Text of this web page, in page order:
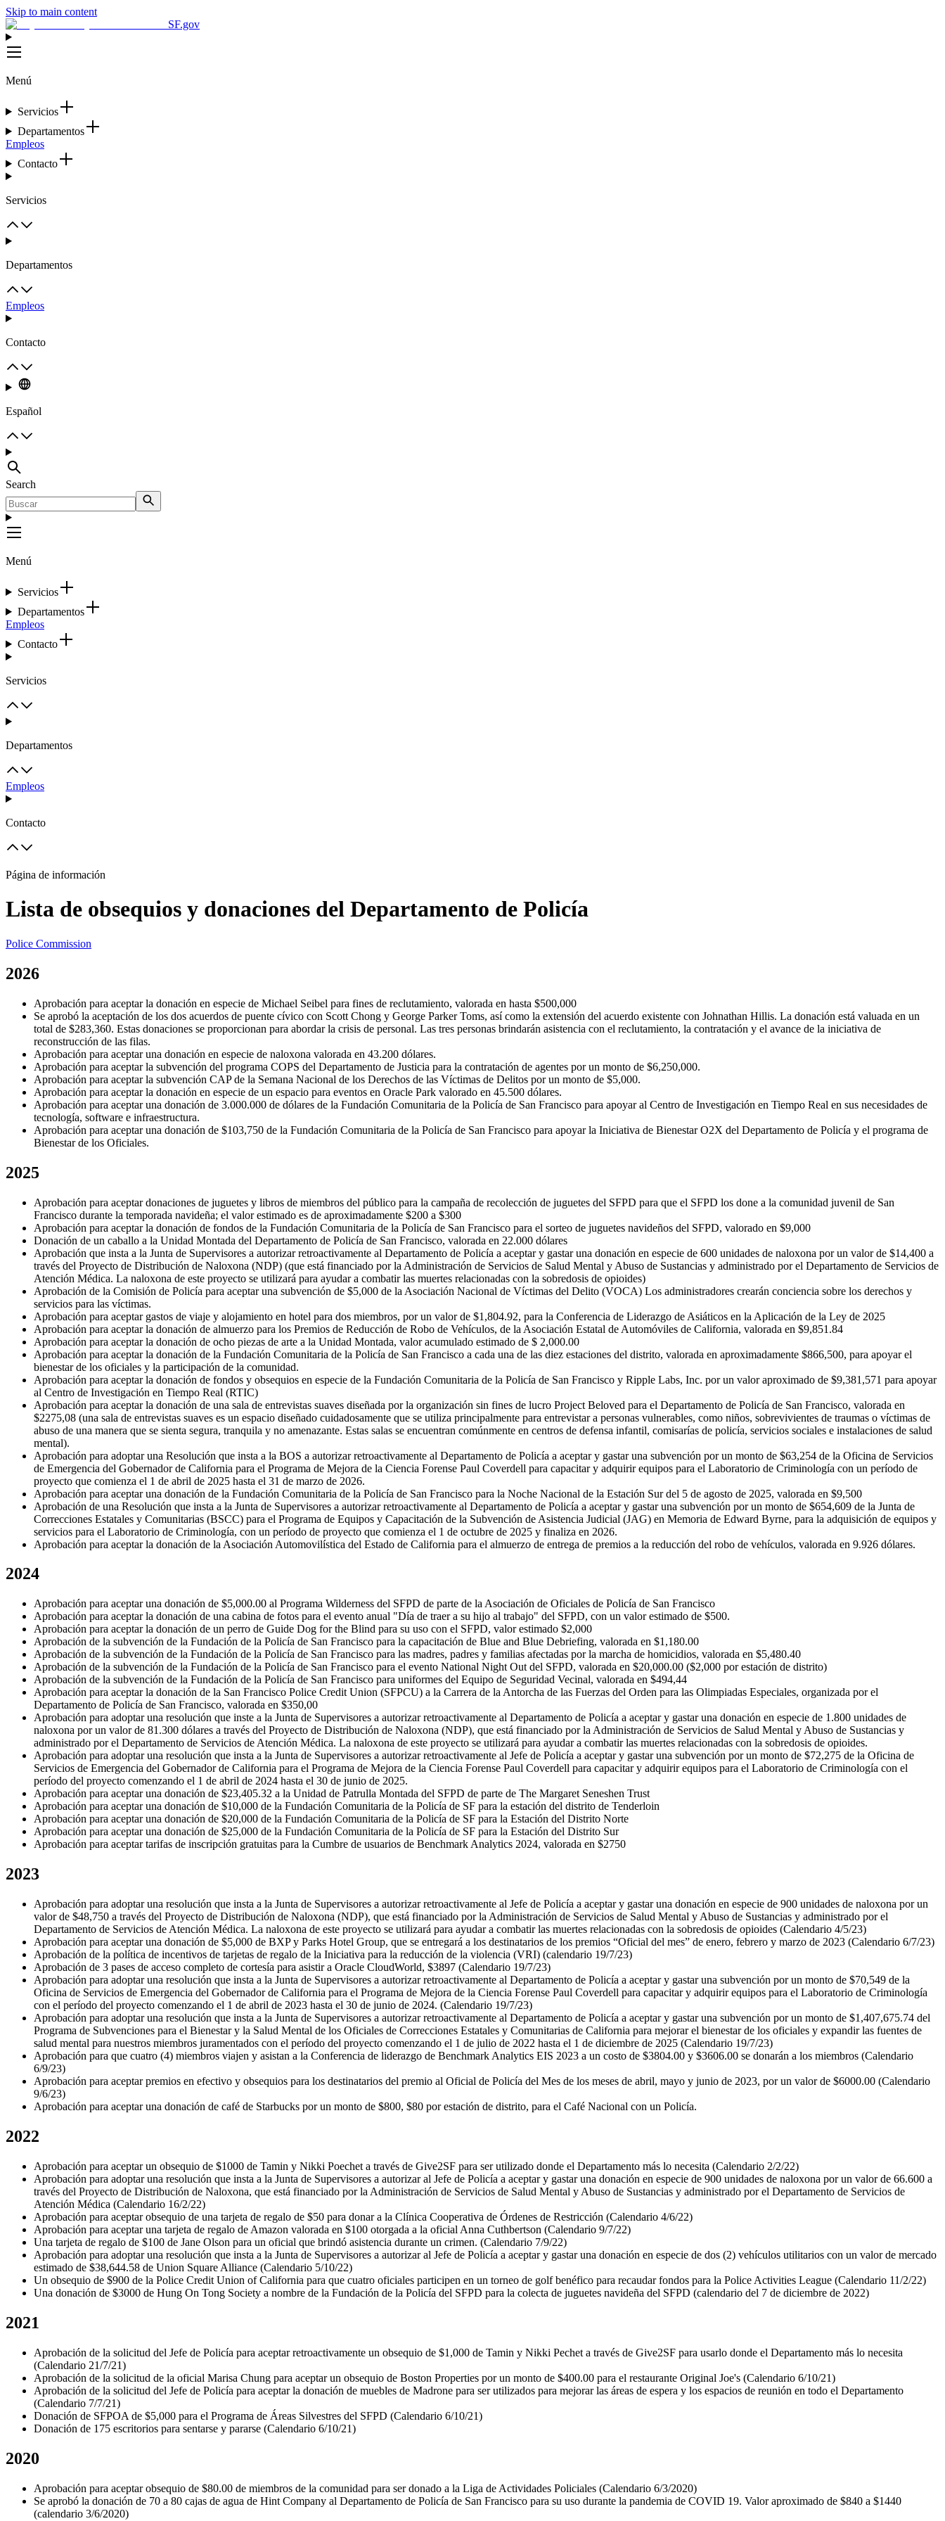
Skip to main content
SF.gov
Menú
Servicios
Departamentos
Empleos
Contacto
Servicios
Departamentos
Empleos
Contacto
Español
Search
Menú
Servicios
Departamentos
Empleos
Contacto
Servicios
Departamentos
Empleos
Contacto
Página de información
Lista de obsequios y donaciones del Departamento de Policía
Police Commission
2026
Aprobación para aceptar la donación en especie de Michael Seibel para fines de reclutamiento, valorada en hasta $500,000
Se aprobó la aceptación de los dos acuerdos de puente cívico con Scott Chong y George Parker Toms, así como la extensión del acuerdo existente con Johnathan Hillis. La donación está valuada en un
total de $283,360. Estas donaciones se proporcionan para abordar la crisis de personal. Las tres personas brindarán asistencia con el reclutamiento, la contratación y el avance de la iniciativa de
reconstrucción de las filas.
Aprobación para aceptar una donación en especie de naloxona valorada en 43.200 dólares.
Aprobación para aceptar la subvención del programa COPS del Departamento de Justicia para la contratación de agentes por un monto de $6,250,000.
Aprobación para aceptar la subvención CAP de la Semana Nacional de los Derechos de las Víctimas de Delitos por un monto de $5,000.
Aprobación para aceptar la donación en especie de un espacio para eventos en Oracle Park valorado en 45.500 dólares.
Aprobación para aceptar una donación de 3.000.000 de dólares de la Fundación Comunitaria de la Policía de San Francisco para apoyar al Centro de Investigación en Tiempo Real en sus necesidades de
tecnología, software e infraestructura.
Aprobación para aceptar una donación de $103,750 de la Fundación Comunitaria de la Policía de San Francisco para apoyar la Iniciativa de Bienestar O2X del Departamento de Policía y el programa de
Bienestar de los Oficiales.
2025
Aprobación para aceptar donaciones de juguetes y libros de miembros del público para la campaña de recolección de juguetes del SFPD para que el SFPD los done a la comunidad juvenil de San
Francisco durante la temporada navideña; el valor estimado es de aproximadamente $200 a $300
Aprobación para aceptar la donación de fondos de la Fundación Comunitaria de la Policía de San Francisco para el sorteo de juguetes navideños del SFPD, valorado en $9,000
Donación de un caballo a la Unidad Montada del Departamento de Policía de San Francisco, valorada en 22.000 dólares
Aprobación que insta a la Junta de Supervisores a autorizar retroactivamente al Departamento de Policía a aceptar y gastar una donación en especie de 600 unidades de naloxona por un valor de $14,400 a
través del Proyecto de Distribución de Naloxona (NDP) (que está financiado por la Administración de Servicios de Salud Mental y Abuso de Sustancias y administrado por el Departamento de Servicios de
Atención Médica. La naloxona de este proyecto se utilizará para ayudar a combatir las muertes relacionadas con la sobredosis de opioides)
Aprobación de la Comisión de Policía para aceptar una subvención de $5,000 de la Asociación Nacional de Víctimas del Delito (VOCA) Los administradores crearán conciencia sobre los derechos y
servicios para las víctimas.
Aprobación para aceptar gastos de viaje y alojamiento en hotel para dos miembros, por un valor de $1,804.92, para la Conferencia de Liderazgo de Asiáticos en la Aplicación de la Ley de 2025
Aprobación para aceptar la donación de almuerzo para los Premios de Reducción de Robo de Vehículos, de la Asociación Estatal de Automóviles de California, valorada en $9,851.84
Aprobación para aceptar la donación de ocho piezas de arte a la Unidad Montada, valor acumulado estimado de $ 2,000.00
Aprobación para aceptar la donación de la Fundación Comunitaria de la Policía de San Francisco a cada una de las diez estaciones del distrito, valorada en aproximadamente $866,500, para apoyar el
bienestar de los oficiales y la participación de la comunidad.
Aprobación para aceptar la donación de fondos y obsequios en especie de la Fundación Comunitaria de la Policía de San Francisco y Ripple Labs, Inc. por un valor aproximado de $9,381,571 para apoyar
al Centro de Investigación en Tiempo Real (RTIC)
Aprobación para aceptar la donación de una sala de entrevistas suaves diseñada por la organización sin fines de lucro Project Beloved para el Departamento de Policía de San Francisco, valorada en
$2275,08 (una sala de entrevistas suaves es un espacio diseñado cuidadosamente que se utiliza principalmente para entrevistar a personas vulnerables, como niños, sobrevivientes de traumas o víctimas de
abuso de una manera que se sienta segura, tranquila y no amenazante. Estas salas se encuentran comúnmente en centros de defensa infantil, comisarías de policía, servicios sociales e instalaciones de salud
mental).
Aprobación para adoptar una Resolución que insta a la BOS a autorizar retroactivamente al Departamento de Policía a aceptar y gastar una subvención por un monto de $63,254 de la Oficina de Servicios
de Emergencia del Gobernador de California para el Programa de Mejora de la Ciencia Forense Paul Coverdell para capacitar y adquirir equipos para el Laboratorio de Criminología con un período de
proyecto que comienza el 1 de abril de 2025 hasta el 31 de marzo de 2026.
Aprobación para aceptar una donación de la Fundación Comunitaria de la Policía de San Francisco para la Noche Nacional de la Estación Sur del 5 de agosto de 2025, valorada en $9,500
Aprobación de una Resolución que insta a la Junta de Supervisores a autorizar retroactivamente al Departamento de Policía a aceptar y gastar una subvención por un monto de $654,609 de la Junta de
Correcciones Estatales y Comunitarias (BSCC) para el Programa de Equipos y Capacitación de la Subvención de Asistencia Judicial (JAG) en Memoria de Edward Byrne, para la adquisición de equipos y
servicios para el Laboratorio de Criminología, con un período de proyecto que comienza el 1 de octubre de 2025 y finaliza en 2026.
Aprobación para aceptar la donación de la Asociación Automovilística del Estado de California para el almuerzo de entrega de premios a la reducción del robo de vehículos, valorada en 9.926 dólares.
2024
Aprobación para aceptar una donación de $5,000.00 al Programa Wilderness del SFPD de parte de la Asociación de Oficiales de Policía de San Francisco
Aprobación para aceptar la donación de una cabina de fotos para el evento anual "Día de traer a su hijo al trabajo" del SFPD, con un valor estimado de $500.
Aprobación para aceptar la donación de un perro de Guide Dog for the Blind para su uso con el SFPD, valor estimado $2,000
Aprobación de la subvención de la Fundación de la Policía de San Francisco para la capacitación de Blue and Blue Debriefing, valorada en $1,180.00
Aprobación de la subvención de la Fundación de la Policía de San Francisco para las madres, padres y familias afectadas por la marcha de homicidios, valorada en $5,480.40
Aprobación de la subvención de la Fundación de la Policía de San Francisco para el evento National Night Out del SFPD, valorada en $20,000.00 ($2,000 por estación de distrito)
Aprobación de la subvención de la Fundación de la Policía de San Francisco para uniformes del Equipo de Seguridad Vecinal, valorada en $494,44
Aprobación para aceptar la donación de la San Francisco Police Credit Union (SFPCU) a la Carrera de la Antorcha de las Fuerzas del Orden para las Olimpiadas Especiales, organizada por el
Departamento de Policía de San Francisco, valorada en $350,00
Aprobación para adoptar una resolución que inste a la Junta de Supervisores a autorizar retroactivamente al Departamento de Policía a aceptar y gastar una donación en especie de 1.800 unidades de
naloxona por un valor de 81.300 dólares a través del Proyecto de Distribución de Naloxona (NDP), que está financiado por la Administración de Servicios de Salud Mental y Abuso de Sustancias y
administrado por el Departamento de Servicios de Atención Médica. La naloxona de este proyecto se utilizará para ayudar a combatir las muertes relacionadas con la sobredosis de opioides.
Aprobación para adoptar una resolución que insta a la Junta de Supervisores a autorizar retroactivamente al Jefe de Policía a aceptar y gastar una subvención por un monto de $72,275 de la Oficina de
Servicios de Emergencia del Gobernador de California para el Programa de Mejora de la Ciencia Forense Paul Coverdell para capacitar y adquirir equipos para el Laboratorio de Criminología con el
período del proyecto comenzando el 1 de abril de 2024 hasta el 30 de junio de 2025.
Aprobación para aceptar una donación de $23,405.32 a la Unidad de Patrulla Montada del SFPD de parte de The Margaret Seneshen Trust
Aprobación para aceptar una donación de $10,000 de la Fundación Comunitaria de la Policía de SF para la estación del distrito de Tenderloin
Aprobación para aceptar una donación de $20,000 de la Fundación Comunitaria de la Policía de SF para la Estación del Distrito Norte
Aprobación para aceptar una donación de $25,000 de la Fundación Comunitaria de la Policía de SF para la Estación del Distrito Sur
Aprobación para aceptar tarifas de inscripción gratuitas para la Cumbre de usuarios de Benchmark Analytics 2024, valorada en $2750
2023
Aprobación para adoptar una resolución que insta a la Junta de Supervisores a autorizar retroactivamente al Jefe de Policía a aceptar y gastar una donación en especie de 900 unidades de naloxona por un
valor de $48,750 a través del Proyecto de Distribución de Naloxona (NDP), que está financiado por la Administración de Servicios de Salud Mental y Abuso de Sustancias y administrado por el
Departamento de Servicios de Atención Médica. La naloxona de este proyecto se utilizará para ayudar a combatir las muertes relacionadas con la sobredosis de opioides (Calendario 4/5/23)
Aprobación para aceptar una donación de $5,000 de BXP y Parks Hotel Group, que se entregará a los destinatarios de los premios “Oficial del mes” de enero, febrero y marzo de 2023 (Calendario 6/7/23)
Aprobación de la política de incentivos de tarjetas de regalo de la Iniciativa para la reducción de la violencia (VRI) (calendario 19/7/23)
Aprobación de 3 pases de acceso completo de cortesía para asistir a Oracle CloudWorld, $3897 (Calendario 19/7/23)
Aprobación para adoptar una resolución que insta a la Junta de Supervisores a autorizar retroactivamente al Departamento de Policía a aceptar y gastar una subvención por un monto de $70,549 de la
Oficina de Servicios de Emergencia del Gobernador de California para el Programa de Mejora de la Ciencia Forense Paul Coverdell para capacitar y adquirir equipos para el Laboratorio de Criminología
con el período del proyecto comenzando el 1 de abril de 2023 hasta el 30 de junio de 2024. (Calendario 19/7/23)
Aprobación para adoptar una resolución que insta a la Junta de Supervisores a autorizar retroactivamente al Departamento de Policía a aceptar y gastar una subvención por un monto de $1,407,675.74 del
Programa de Subvenciones para el Bienestar y la Salud Mental de los Oficiales de Correcciones Estatales y Comunitarias de California para mejorar el bienestar de los oficiales y expandir las fuentes de
salud mental para nuestros miembros juramentados con el período del proyecto comenzando el 1 de julio de 2022 hasta el 1 de diciembre de 2025 (Calendario 19/7/23)
Aprobación para que cuatro (4) miembros viajen y asistan a la Conferencia de liderazgo de Benchmark Analytics EIS 2023 a un costo de $3804.00 y $3606.00 se donarán a los miembros (Calendario
6/9/23)
Aprobación para aceptar premios en efectivo y obsequios para los destinatarios del premio al Oficial de Policía del Mes de los meses de abril, mayo y junio de 2023, por un valor de $6000.00 (Calendario
9/6/23)
Aprobación para aceptar una donación de café de Starbucks por un monto de $800, $80 por estación de distrito, para el Café Nacional con un Policía.
2022
Aprobación para aceptar un obsequio de $1000 de Tamin y Nikki Poechet a través de Give2SF para ser utilizado donde el Departamento más lo necesita (Calendario 2/2/22)
Aprobación para adoptar una resolución que insta a la Junta de Supervisores a autorizar al Jefe de Policía a aceptar y gastar una donación en especie de 900 unidades de naloxona por un valor de 66.600 a
través del Proyecto de Distribución de Naloxona, que está financiado por la Administración de Servicios de Salud Mental y Abuso de Sustancias y administrado por el Departamento de Servicios de
Atención Médica (Calendario 16/2/22)
Aprobación para aceptar obsequio de una tarjeta de regalo de $50 para donar a la Clínica Cooperativa de Órdenes de Restricción (Calendario 4/6/22)
Aprobación para aceptar una tarjeta de regalo de Amazon valorada en $100 otorgada a la oficial Anna Cuthbertson (Calendario 9/7/22)
Una tarjeta de regalo de $100 de Jane Olson para un oficial que brindó asistencia durante un crimen. (Calendario 7/9/22)
Aprobación para adoptar una resolución que insta a la Junta de Supervisores a autorizar al Jefe de Policía a aceptar y gastar una donación en especie de dos (2) vehículos utilitarios con un valor de mercado
estimado de $38,644.58 de Union Square Alliance (Calendario 5/10/22)
Un obsequio de $900 de la Police Credit Union of California para que cuatro oficiales participen en un torneo de golf benéfico para recaudar fondos para la Police Activities League (Calendario 11/2/22)
Una donación de $3000 de Hung On Tong Society a nombre de la Fundación de la Policía del SFPD para la colecta de juguetes navideña del SFPD (calendario del 7 de diciembre de 2022)
2021
Aprobación de la solicitud del Jefe de Policía para aceptar retroactivamente un obsequio de $1,000 de Tamin y Nikki Pechet a través de Give2SF para usarlo donde el Departamento más lo necesita
(Calendario 21/7/21)
Aprobación de la solicitud de la oficial Marisa Chung para aceptar un obsequio de Boston Properties por un monto de $400.00 para el restaurante Original Joe's (Calendario 6/10/21)
Aprobación de la solicitud del Jefe de Policía para aceptar la donación de muebles de Madrone para ser utilizados para mejorar las áreas de espera y los espacios de reunión en todo el Departamento
(Calendario 7/7/21)
Donación de SFPOA de $5,000 para el Programa de Áreas Silvestres del SFPD (Calendario 6/10/21)
Donación de 175 escritorios para sentarse y pararse (Calendario 6/10/21)
2020
Aprobación para aceptar obsequio de $80.00 de miembros de la comunidad para ser donado a la Liga de Actividades Policiales (Calendario 6/3/2020)
Se aprobó la donación de 70 a 80 cajas de agua de Hint Company al Departamento de Policía de San Francisco para su uso durante la pandemia de COVID 19. Valor aproximado de $840 a $1440
(calendario 3/6/2020)